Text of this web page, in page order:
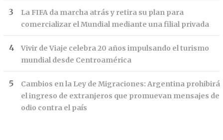
La FIFA da marcha atrás y retira su plan para
comercializar el Mundial mediante una filial privada
Vivir de Viaje celebra 20 años impulsando el turismo
mundial desde Centroamérica
Cambios en la Ley de Migraciones: Argentina prohibirá
el ingreso de extranjeros que promuevan mensajes de
odio contra el país